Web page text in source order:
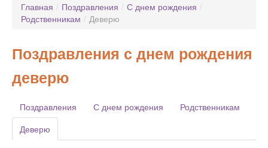
Главная / Поздравления / С днем рождения /
Родственникам / Деверю
Поздравления с днем рождения
деверю
Поздравления С днем рождения
Родственникам
Деверю